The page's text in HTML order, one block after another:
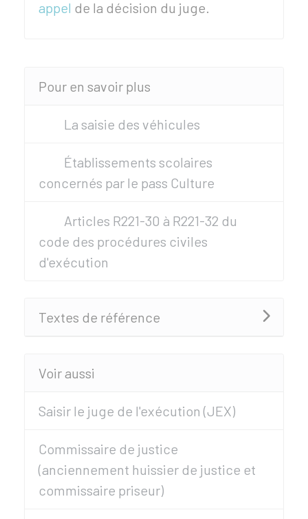
appel de la décision du juge.
Pour en savoir plus
La saisie des véhicules
Établissements scolaires
concernés par le pass Culture
Articles R221-30 à R221-32 du
code des procédures civiles
d'exécution
Textes de référence
Voir aussi
Saisir le juge de l'exécution (JEX)
Commissaire de justice
(anciennement huissier de justice et
commissaire priseur)